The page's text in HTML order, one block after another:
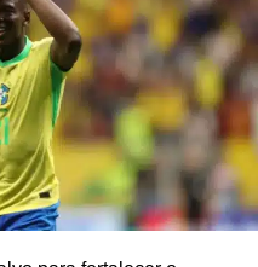
ao Criciúma
oitavas da Copa